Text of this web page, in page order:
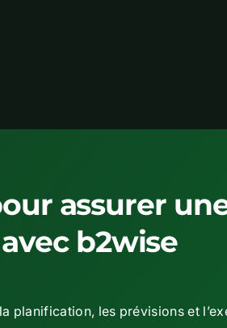
assurer
b2wise
les prévisions et